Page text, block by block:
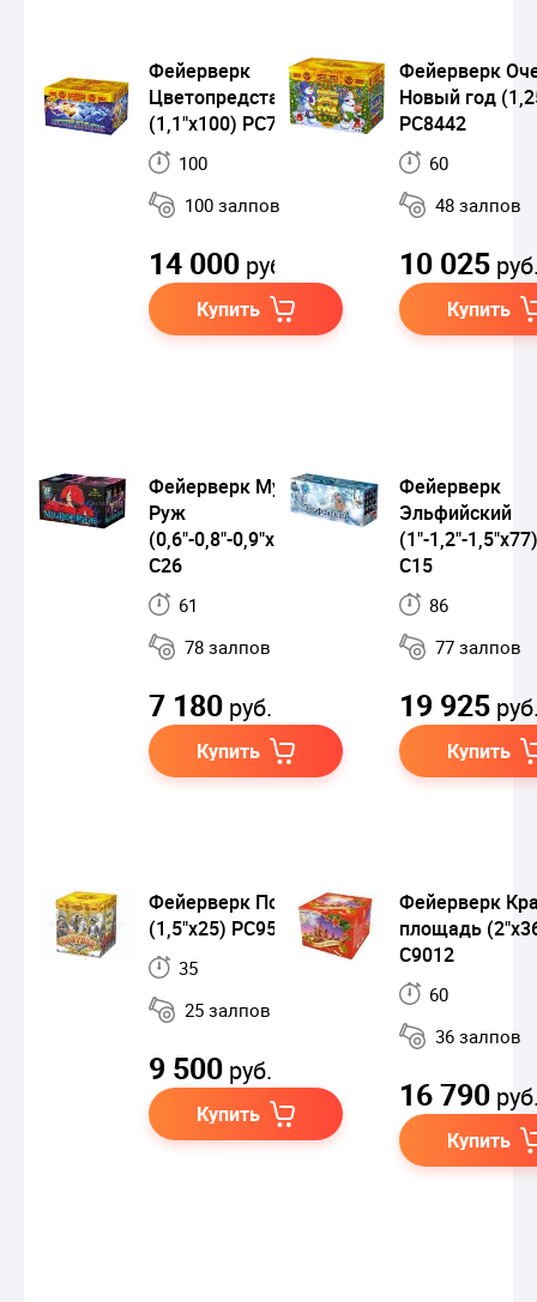
Фейерверк
Цветопредставление
(1,1"х100) РС7541
100
100 залпов
14 000 руб.
Купить
Фейерверк
Новый год
РС8442
60
48 залпов
10 025
Купить
Фейерверк Мулен-
Руж
(0,6"-0,8"-0,9"x78) JFC
C26
61
78 залпов
7 180 руб.
Купить
Фейерверк
Эльфийский
(1"-1,2"-
C15
86
77 залпов
19 925
Купить
Фейерверк Полтава
(1,5"х25) РС9505
35
25 залпов
9 500 руб.
Купить
Фейерверк
площадь
С9012
60
36 залпов
16 790
Купить